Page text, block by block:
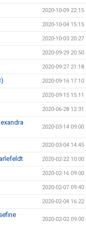
2020-10-09 22:15
2020-10-04 15:15
2020-10-03 20:27
2020-09-29 20:50
2020-09-27 21:18
2020-09-16 17:10
2020-09-15 15:11
2020-06-28 12:31
2020-03-14 09:00
2020-03-04 14:45
2020-02-22 10:00
2020-02-16 09:00
2020-02-07 09:40
2020-02-04 16:22
2020-02-02 09:00